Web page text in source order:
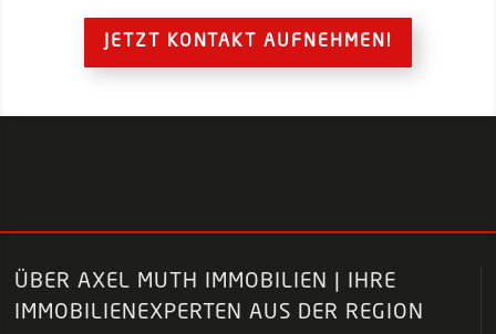
JETZT KONTAKT AUFNEHMEN!
ÜBER AXEL MUTH IMMOBILIEN | IHRE
IMMOBILIENEXPERTEN AUS DER REGION